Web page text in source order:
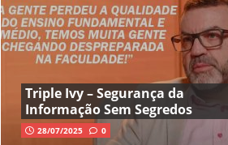
Triple Ivy – Segurança da
Informação Sem Segredos
28/07/2025 0